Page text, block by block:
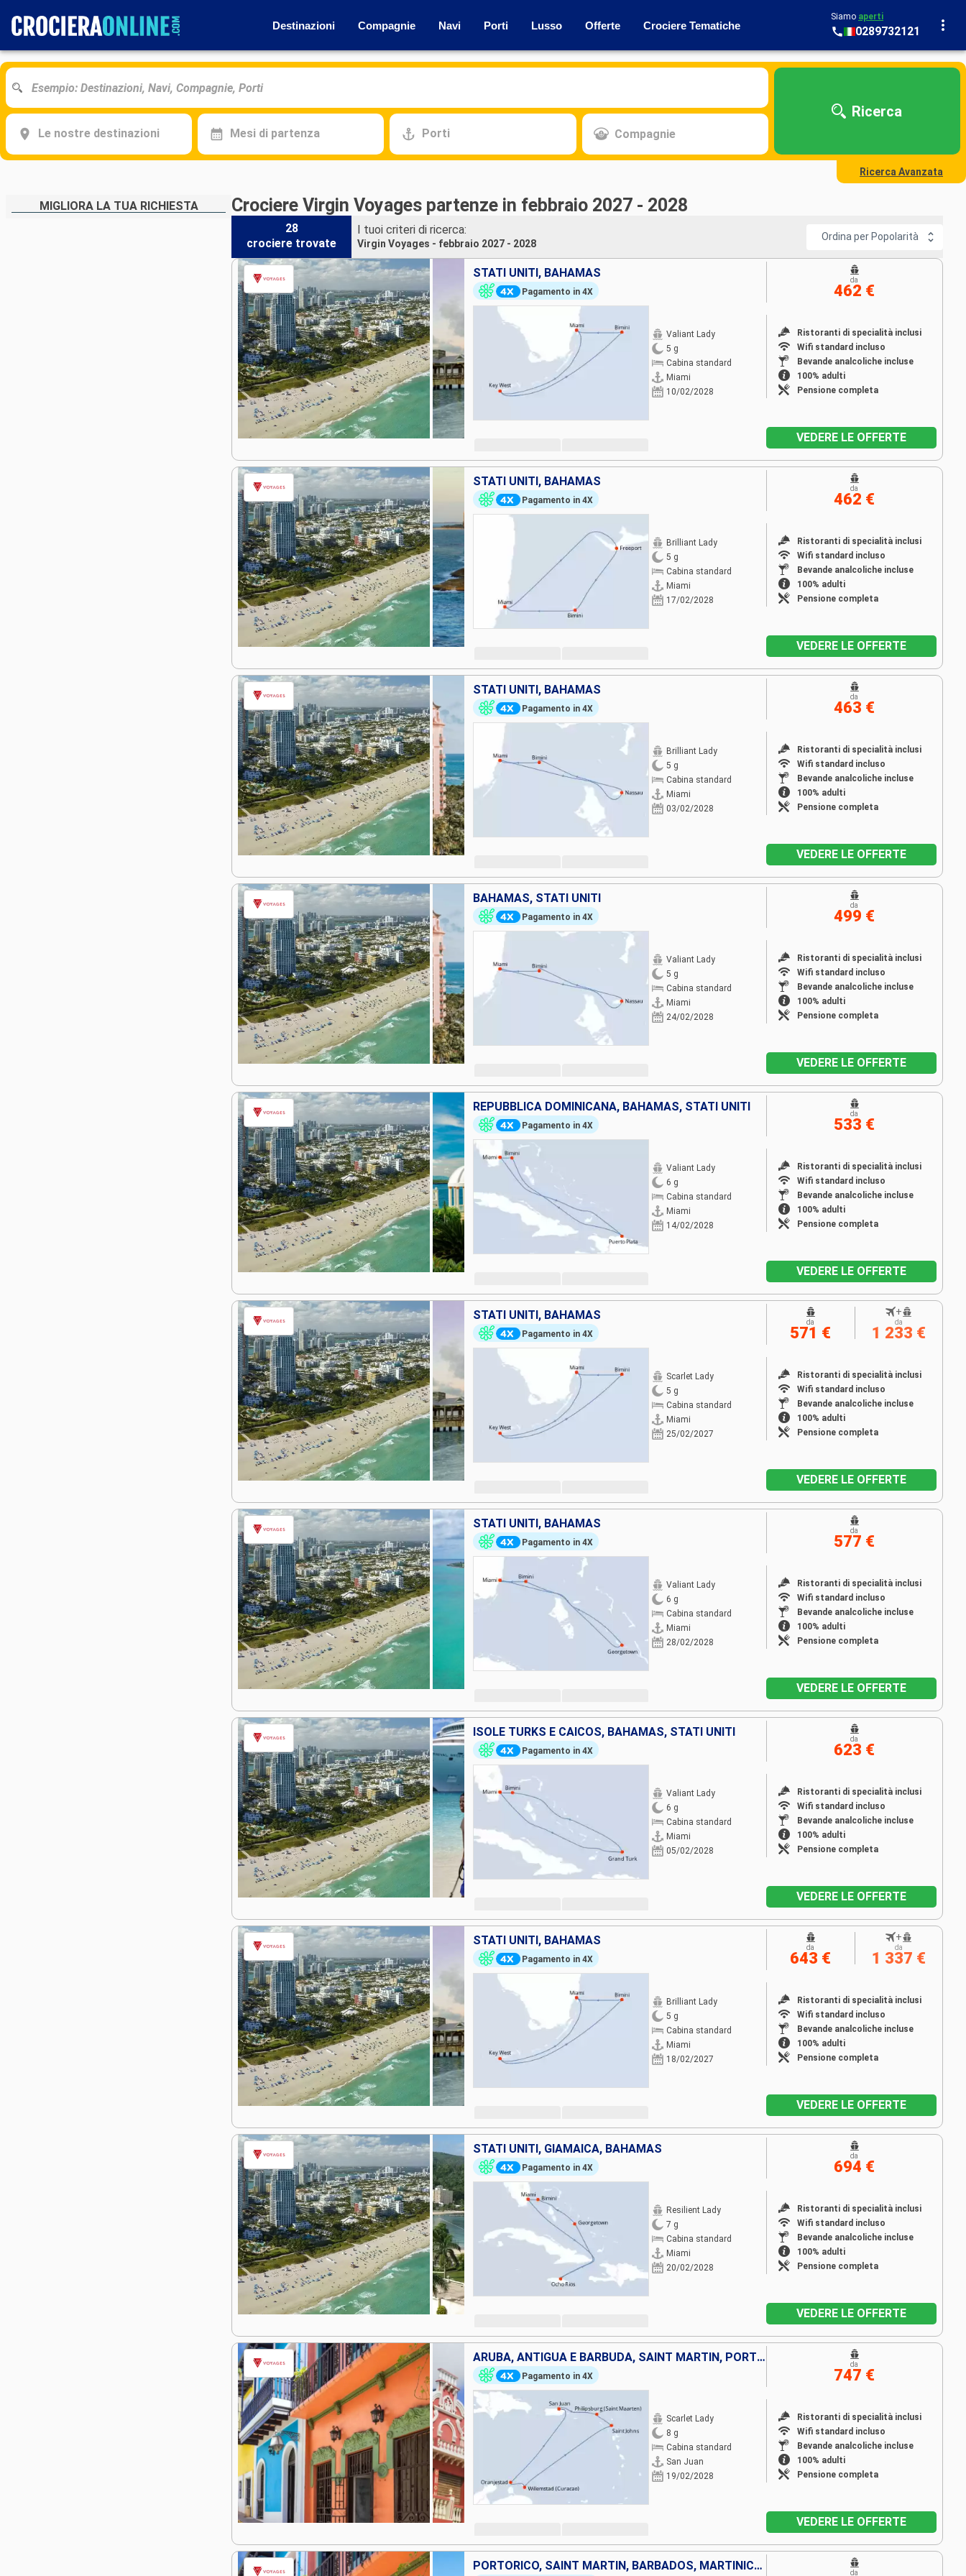
Destinazioni Compagnie Navi Porti Lusso Offerte Crociere Tematiche
Siamo aperti
0289732121
Le nostre destinazioni Mesi di partenza Porti Compagnie
Ricerca
Ricerca Avanzata
MIGLIORA LA TUA RICHIESTA Crociere Virgin Voyages partenze in febbraio 2027 - 2028
28
crociere trovate
I tuoi criteri di ricerca:
Virgin Voyages - febbraio 2027 - 2028
Ordina per Popolarità
STATI UNITI, BAHAMAS
Pagamento in 4X
Valiant Lady
5 g
Cabina standard
Miami
10/02/2028
Ristoranti di specialità inclusi
Wifi standard incluso
Bevande analcoliche incluse
100% adulti
Pensione completa
da
462 €
VEDERE LE OFFERTE
STATI UNITI, BAHAMAS
Pagamento in 4X
Brilliant Lady
5 g
Cabina standard
Miami
17/02/2028
Ristoranti di specialità inclusi
Wifi standard incluso
Bevande analcoliche incluse
100% adulti
Pensione completa
da
462 €
VEDERE LE OFFERTE
STATI UNITI, BAHAMAS
Pagamento in 4X
Brilliant Lady
5 g
Cabina standard
Miami
03/02/2028
Ristoranti di specialità inclusi
Wifi standard incluso
Bevande analcoliche incluse
100% adulti
Pensione completa
da
463 €
VEDERE LE OFFERTE
BAHAMAS, STATI UNITI
Pagamento in 4X
Valiant Lady
5 g
Cabina standard
Miami
24/02/2028
Ristoranti di specialità inclusi
Wifi standard incluso
Bevande analcoliche incluse
100% adulti
Pensione completa
da
499 €
VEDERE LE OFFERTE
REPUBBLICA DOMINICANA, BAHAMAS, STATI UNITI
Pagamento in 4X
Valiant Lady
6 g
Cabina standard
Miami
14/02/2028
Ristoranti di specialità inclusi
Wifi standard incluso
Bevande analcoliche incluse
100% adulti
Pensione completa
da
533 €
VEDERE LE OFFERTE
STATI UNITI, BAHAMAS
Pagamento in 4X
Scarlet Lady
5 g
Cabina standard
Miami
25/02/2027
Ristoranti di specialità inclusi
Wifi standard incluso
Bevande analcoliche incluse
100% adulti
Pensione completa
da
571 €
+
da
1 233 €
VEDERE LE OFFERTE
STATI UNITI, BAHAMAS
Pagamento in 4X
Valiant Lady
6 g
Cabina standard
Miami
28/02/2028
Ristoranti di specialità inclusi
Wifi standard incluso
Bevande analcoliche incluse
100% adulti
Pensione completa
da
577 €
VEDERE LE OFFERTE
ISOLE TURKS E CAICOS, BAHAMAS, STATI UNITI
Pagamento in 4X
Valiant Lady
6 g
Cabina standard
Miami
05/02/2028
Ristoranti di specialità inclusi
Wifi standard incluso
Bevande analcoliche incluse
100% adulti
Pensione completa
da
623 €
VEDERE LE OFFERTE
STATI UNITI, BAHAMAS
Pagamento in 4X
Brilliant Lady
5 g
Cabina standard
Miami
18/02/2027
Ristoranti di specialità inclusi
Wifi standard incluso
Bevande analcoliche incluse
100% adulti
Pensione completa
da
643 €
+
da
1 337 €
VEDERE LE OFFERTE
STATI UNITI, GIAMAICA, BAHAMAS
Pagamento in 4X
Resilient Lady
7 g
Cabina standard
Miami
20/02/2028
Ristoranti di specialità inclusi
Wifi standard incluso
Bevande analcoliche incluse
100% adulti
Pensione completa
da
694 €
VEDERE LE OFFERTE
ARUBA, ANTIGUA E BARBUDA, SAINT MARTIN, PORTORICO
Pagamento in 4X
Scarlet Lady
8 g
Cabina standard
San Juan
19/02/2028
Ristoranti di specialità inclusi
Wifi standard incluso
Bevande analcoliche incluse
100% adulti
Pensione completa
da
747 €
VEDERE LE OFFERTE
PORTORICO, SAINT MARTIN, BARBADOS, MARTINICA, SAINT THOMAS
da